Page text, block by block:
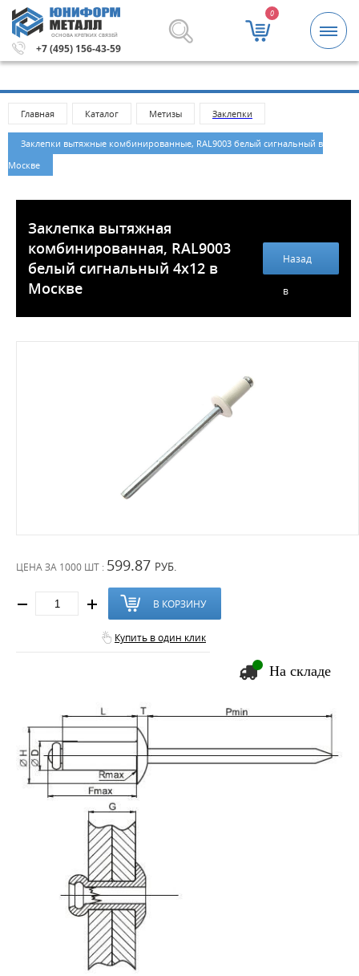
ОСНОВА КРЕПКИХ СВЯЗЕЙ
+7 (495) 156-43-59
0
и крепежные изделия оптом. Минимальная сумма
Главная Каталог Метизы Заклепки
Заклепки вытяжные комбинированные, RAL9003 белый сигнальный в
Москве
Заклепка вытяжная
комбинированная, RAL9003
белый сигнальный 4х12 в
Москве
Назад
в
ЦЕНА ЗА 1000 ШТ : 599.87 РУБ.
В КОРЗИНУ
Купить в один клик
На складе